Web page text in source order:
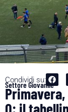
Condividi su:
Settore Giovanile